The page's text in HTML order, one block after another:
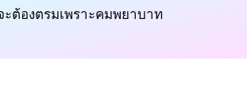
ะต้องตรมเพราะคมพยาบาท